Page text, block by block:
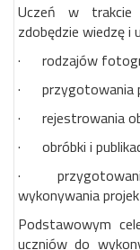
Uczeń w
zdobędzie wiedzę i
· rodzajów
· przygotowania
· rejestrowania
· obróbki i
·
wykonywania
Podstawowym
uczniów do